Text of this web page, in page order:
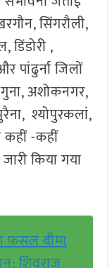
सिंगरौली,
,
पांढुर्ना जिलों
अशोकनगर,
श्योपुरकलां,
कहीं -कहीं
किया गया
फसल बीमा